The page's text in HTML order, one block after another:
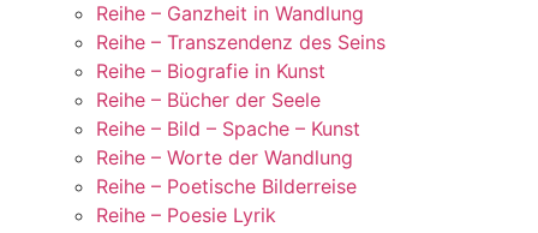
Reihe – Ganzheit in Wandlung
Reihe – Transzendenz des Seins
Reihe – Biografie in Kunst
Reihe – Bücher der Seele
Reihe – Bild – Spache – Kunst
Reihe – Worte der Wandlung
Reihe – Poetische Bilderreise
Reihe – Poesie Lyrik